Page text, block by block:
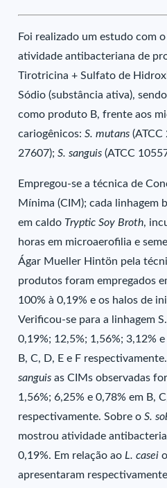
Foi realizado um estudo com
atividade antibacteriana de
Tirotricina + Sulfato de
Sódio (substância ativa),
como produto B, frente aos
cariogênicos:S. mutans
27607);S. sanguis (ATCC
Empregou-se a técnica de
Mínima (CIM); cada linhagem
em caldo Tryptic Soy Broth,
horas em microaerofilia e
Ágar Mueller Hintön pela
produtos foram empregados
100% à 0,19% e os halos de
Verificou-se para a linhagem
0,19%; 12,5%; 1,56%; 3,12%
B, C, D, E e F
sanguisas CIMs observadas
1,56%; 6,25% e 0,78% em B,
respectivamente. Sobre oS.
mostrou atividade
0,19%. Em relação ao L. casei
apresentaram